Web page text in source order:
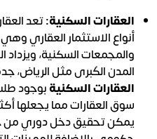
العقارات السكنية:تعد
أنواع الاستثمار العقاري
والمجمعات السكنية،
المدن الكُبرى مثل الرياض،
العقارات السكنيةبوجود
سوق العقارات مما يجعلها
يمكن تحقيق دخل دوري من